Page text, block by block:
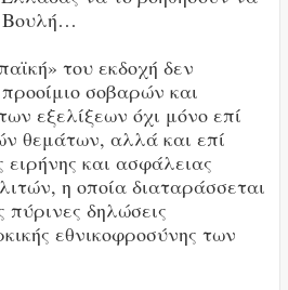
Βουλή…
του εκδοχή δεν
σοβαρών και
εξελίξεων όχι μόνο επί
θεμάτων, αλλά και επί
και ασφάλειας
η οποία διαταράσσεται
πύρινες δηλώσεις
εθνικοφροσύνης των